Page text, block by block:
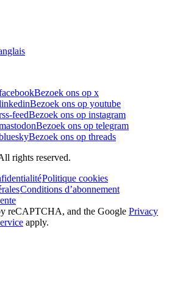
Bezoek ons op x
Bezoek ons op youtube
feedBezoek ons op instagram
Bezoek ons op telegram
Bezoek ons op threads
rights reserved.
Politique cookies
Conditions d’abonnement
reCAPTCHA, and the Google Privacy
apply.